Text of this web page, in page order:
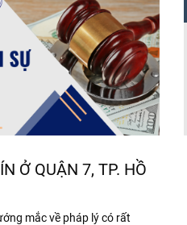
Ở QUẬN 7, TP. HỒ
mắc về pháp lý có rất